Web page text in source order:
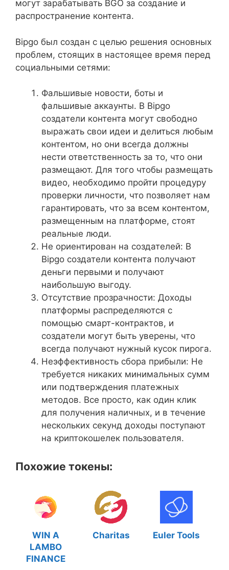
могут зарабатывать BGO за создание и
распространение контента.
Bipgo был создан с целью решения основных
проблем, стоящих в настоящее время перед
социальными сетями:
Фальшивые новости, боты и
фальшивые аккаунты. В Bipgo
создатели контента могут свободно
выражать свои идеи и делиться любым
контентом, но они всегда должны
нести ответственность за то, что они
размещают. Для того чтобы размещать
видео, необходимо пройти процедуру
проверки личности, что позволяет нам
гарантировать, что за всем контентом,
размещенным на платформе, стоят
реальные люди.
Не ориентирован на создателей: В
Bipgo создатели контента получают
деньги первыми и получают
наибольшую выгоду.
Отсутствие прозрачности: Доходы
платформы распределяются с
помощью смарт-контрактов, и
создатели могут быть уверены, что
всегда получают нужный кусок пирога.
Неэффективность сбора прибыли: Не
требуется никаких минимальных сумм
или подтверждения платежных
методов. Все просто, как один клик
для получения наличных, и в течение
нескольких секунд доходы поступают
на криптокошелек пользователя.
Похожие токены:
WIN A
LAMBO
FINANCE
Charitas Euler Tools